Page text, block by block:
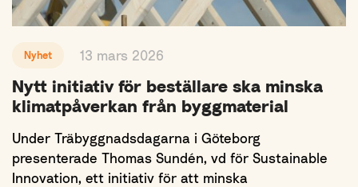
Nyhet 13 mars 2026
Nytt initiativ för beställare ska minska
klimatpåverkan från byggmaterial
Under Träbyggnadsdagarna i Göteborg
presenterade Thomas Sundén, vd för Sustainable
Innovation, ett initiativ för att minska